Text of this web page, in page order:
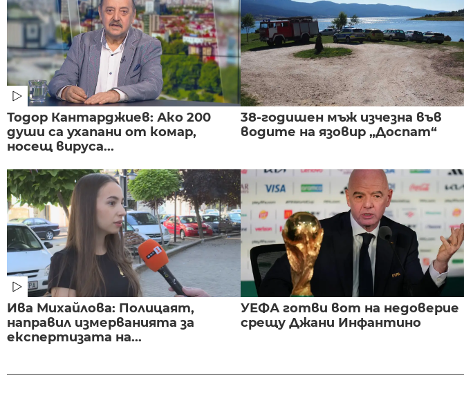
Тодор Кантарджиев: Ако 200
души са ухапани от комар,
носещ вируса...
38-годишен мъж изчезна във
водите на язовир „Доспат“
Ива Михайлова: Полицаят,
направил измерванията за
експертизата на...
УЕФА готви вот на недоверие
срещу Джани Инфантино